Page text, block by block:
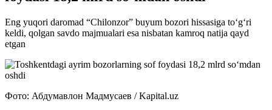
Eng yuqori daromad “Chilonzor” buyum bozori hissasiga to‘g‘ri
keldi, qolgan savdo majmualari esa nisbatan kamroq natija qayd
etgan
Фото: Абдумавлон Мадмусаев / Kapital.uz